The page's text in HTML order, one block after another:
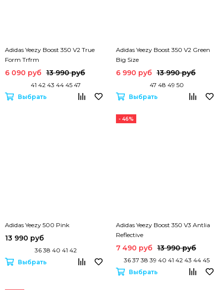
Adidas Yeezy Boost 350 V2 True
Form Trfrm
6 090 руб 13 990 руб
41 42 43 44 45 47
Выбрать
Adidas Yeezy Boost 350 V2 Green
Big Size
6 990 руб 13 990 руб
47 48 49 50
Выбрать
Adidas Yeezy 500 Pink
13 990 руб
36 38 40 41 42
Выбрать
- 46%
Adidas Yeezy Boost 350 V3 Antlia
Reflective
7 490 руб 13 990 руб
36 37 38 39 40 41 42 43 44 45
Выбрать